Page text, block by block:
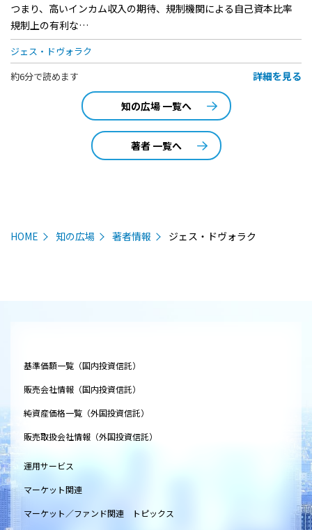
つまり、高いインカム収入の期待、規制機関による自己資本比率
規制上の有利な…
ジェス・ドヴォラク
約6分で読めます
詳細を見る
知の広場 一覧へ
著者 一覧へ
HOME 知の広場 著者情報 ジェス・ドヴォラク
基準価額一覧（国内投資信託）
販売会社情報（国内投資信託）
純資産価格一覧（外国投資信託）
販売取扱会社情報（外国投資信託）
運用サービス
マーケット関連
マーケット／ファンド関連 トピックス